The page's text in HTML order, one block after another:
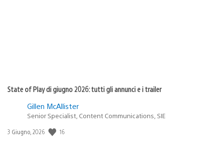
State of Play di giugno 2026: tutti gli annunci e i trailer
Gillen McAllister
Senior Specialist, Content Communications, SIE
Data
3 Giugno, 2026 16